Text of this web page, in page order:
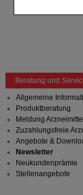
Besuchers
anzuzeigen
betreiben.
Statistik &
unserer
Website
auf unserer
Drittseiten
Bitte
Dritte wie
Beratung und
Allgemeine
Produktberatung
Meldung
Zuzahlungsfreie
Angebote &
Newsletter
Neukundenprämie
Stellenangebote